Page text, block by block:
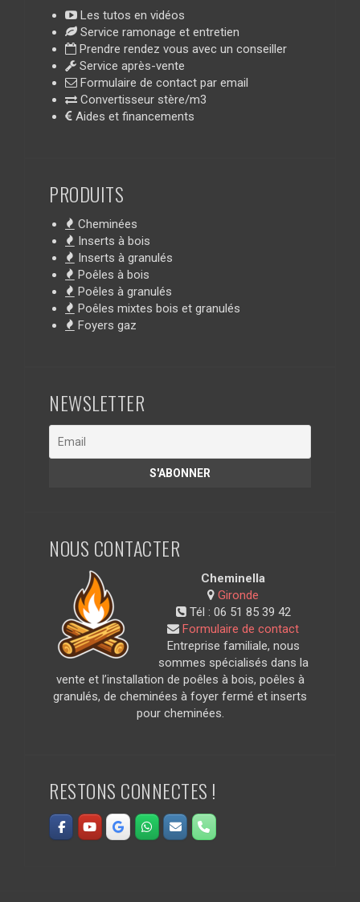
Les tutos en vidéos
Service ramonage et entretien
Prendre rendez vous avec un conseiller
Service après-vente
Formulaire de contact par email
Convertisseur stère/m3
Aides et financements
PRODUITS
Cheminées
Inserts à bois
Inserts à granulés
Poêles à bois
Poêles à granulés
Poêles mixtes bois et granulés
Foyers gaz
NEWSLETTER
NOUS CONTACTER
Cheminella
Gironde
Tél : 06 51 85 39 42
Formulaire de contact
Entreprise familiale, nous
sommes spécialisés dans la
vente et l’installation de poêles à bois, poêles à
granulés, de cheminées à foyer fermé et inserts
pour cheminées.
RESTONS CONNECTES !